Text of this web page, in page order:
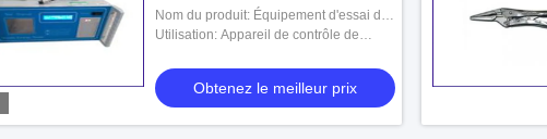
Nom du produit: Équipement d'essai de
jouets
Utilisation: Appareil de contrôle de
Obtenez le meilleur prix